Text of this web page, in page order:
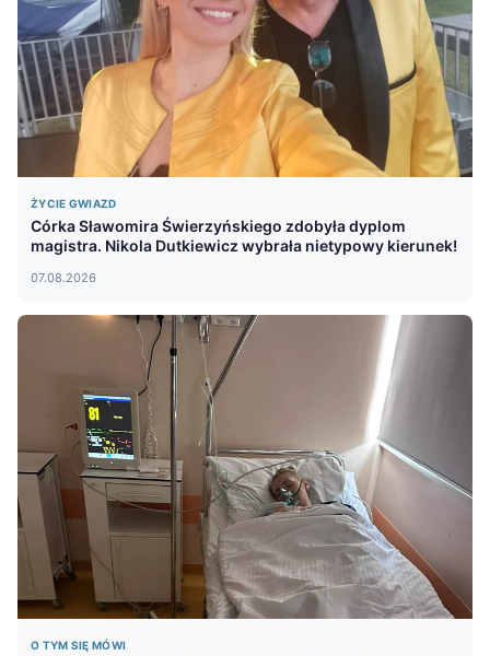
ŻYCIE GWIAZD
Córka Sławomira Świerzyńskiego zdobyła dyplom
magistra. Nikola Dutkiewicz wybrała nietypowy kierunek!
07.08.2026
O TYM SIĘ MÓWI